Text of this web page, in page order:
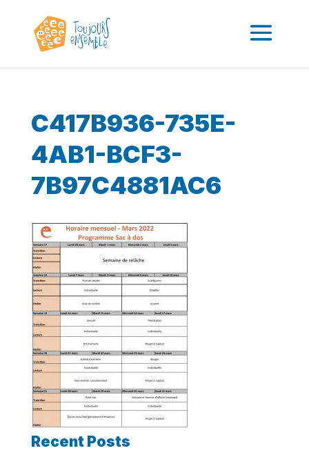
C417B936-735E-
4AB1-BCF3-
7B97C4881AC6
Recent Posts